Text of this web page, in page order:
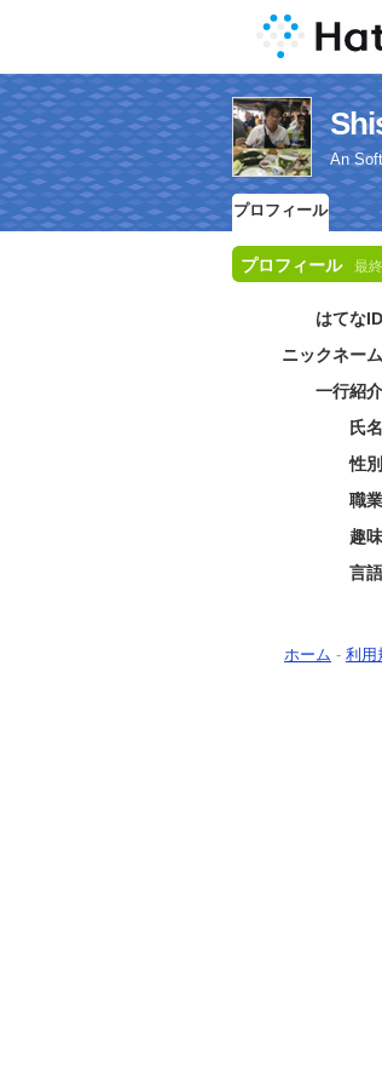
An
プロフィール
プロフィール 最
はてなID
ニックネーム
一行紹介
氏名
性別
職業
趣味
言語
ホーム - 利用